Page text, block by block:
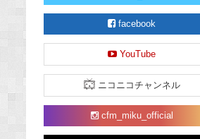
facebook
YouTube
ニコニコチャンネル
cfm_miku_official